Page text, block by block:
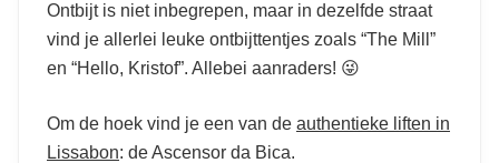
Ontbijt is niet inbegrepen, maar in dezelfde straat
vind je allerlei leuke ontbijttentjes zoals “The Mill”
en “Hello, Kristof”. Allebei aanraders! 😜
Om de hoek vind je een van de authentieke liften in
Lissabon: de Ascensor da Bica.